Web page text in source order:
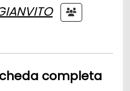
completa